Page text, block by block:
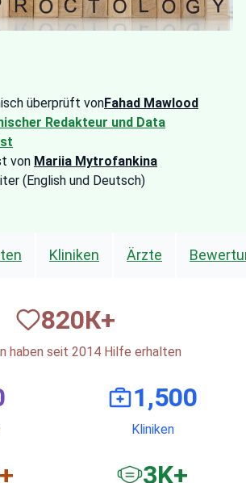
überprüft vonFahad Mawlood
Redakteur und Data
von Mariia Mytrofankina
(English und Deutsch)
Kliniken Ärzte
820К+
haben seit 2014 Hilfe erhalten
1,500
Kliniken
3K+